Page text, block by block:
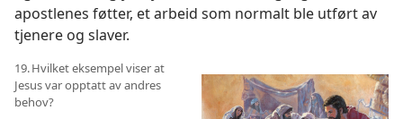
apostlenes føtter, et arbeid som normalt ble utført av
tjenere og slaver.
19. Hvilket eksempel viser at
Jesus var opptatt av andres
behov?